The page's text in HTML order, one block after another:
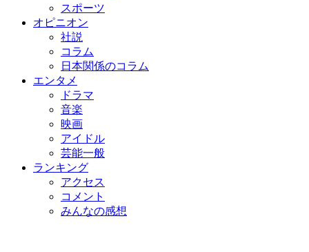
スポーツ
オピニオン
社説
コラム
日本関係のコラム
エンタメ
ドラマ
音楽
映画
アイドル
芸能一般
ランキング
アクセス
コメント
みんなの感想